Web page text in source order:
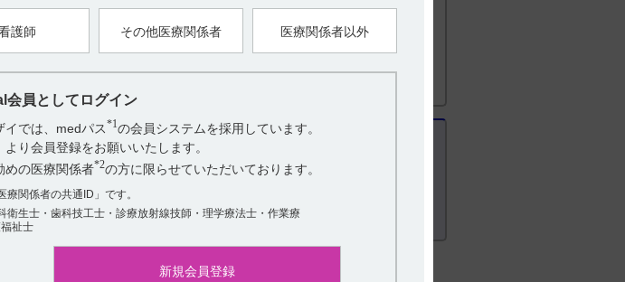
護師 その他医療関係者 医療関係者以外
会員としてログイン
イでは、medパス*1の会員システムを採用しています。
り会員登録をお願いいたします。
めの医療関係者*2の方に限らせていただいております。
関係者の共通ID」です。
生士・歯科技工士・診療放射線技師・理学療法士・作業療
祉士
新規会員登録
お聞かせください